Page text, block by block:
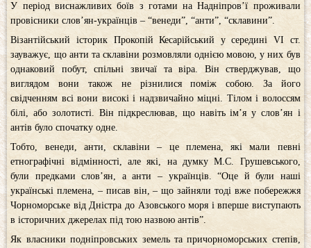
У період виснажливих боїв з готами на Надніпров’ї проживали
провісники слов’ян-українців – “венеди”, “анти”, “склавини”.
Візантійський історик Прокопій Кесарійський у середині VI ст.
зауважує, що анти та склавіни розмовляли однією мовою, у них був
однаковий побут, спільні звичаї та віра. Він стверджував, що
виглядом вони також не різнилися поміж собою. За його
свідченням всі вони високі і надзвичайно міцні. Тілом і волоссям
білі, або золотисті. Він підкреслював, що навіть ім’я у слов’ян і
антів було спочатку одне.
Тобто, венеди, анти, склавіни – це племена, які мали певні
етнографічні відмінності, але які, на думку М.С. Грушевського,
були предками слов’ян, а анти – українців. “Оце й були наші
українські племена, – писав він, – що зайняли тоді вже побережжя
Чорноморське від Дністра до Азовського моря і вперше виступають
в історичних джерелах під тою назвою антів”.
Як власники подніпровських земель та причорноморських степів,